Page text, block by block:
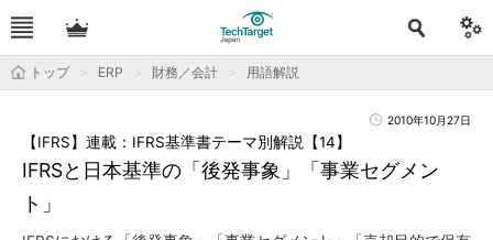
トップ ERP 財務／会計 用語解説
2010年10月27日
IFRSと日本基準の「後発事象」「事業セグメン
ト」
【IFRS】連載：IFRS基準書テーマ別解説【14】